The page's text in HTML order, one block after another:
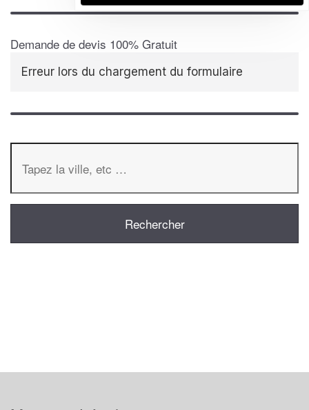
Demande de devis 100% Gratuit
Erreur lors du chargement du formulaire